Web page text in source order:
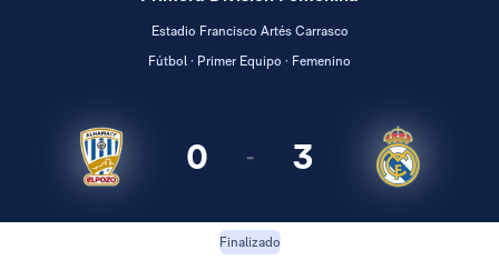
Estadio Francisco Artés Carrasco
Fútbol · Primer Equipo · Femenino
0 - 3
Finalizado